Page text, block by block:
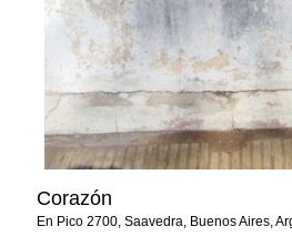
Corazón
En Pico 2700, Saavedra, Buenos Aires,